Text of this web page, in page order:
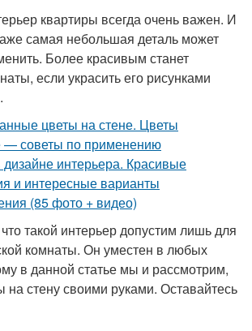
квартиры всегда очень важен. И
самая небольшая деталь может
Более красивым станет
если украсить его рисунками
такой интерьер допустим лишь для
комнаты. Он уместен в любых
в данной статье мы и рассмотрим,
на стену своими руками. Оставайтесь